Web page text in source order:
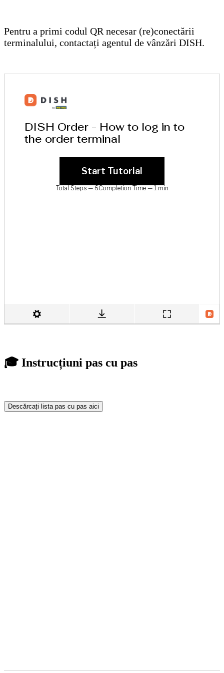
Pentru a primi codul QR necesar (re)conectării
terminalului, contactați agentul de vânzări DISH.
🎓 Instrucțiuni pas cu pas
Descărcați lista pas cu pas aici